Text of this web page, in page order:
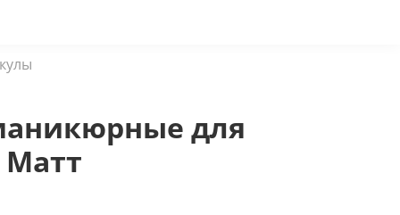
для
Матт